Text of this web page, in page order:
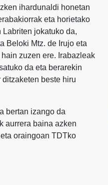
ihardunaldi honetan
eta horietako
Labriten jokatuko da,
Beloki Mtz. de Irujo eta
zuzen ere. Irabazleak
da eta berarekin
ditzaketen beste hiru
bertan izango da
aurrera baina azken
oraingoan TDTko